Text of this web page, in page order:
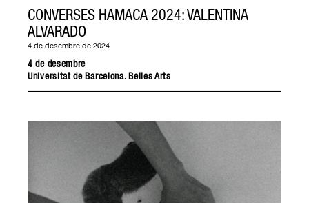
CONVERSES HAMACA 2024: VALENTINA
ALVARADO
4 de desembre de 2024
4 de desembre
Universitat de Barcelona. Belles Arts